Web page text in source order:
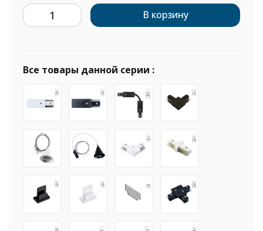
В корзину
Все товары данной серии :